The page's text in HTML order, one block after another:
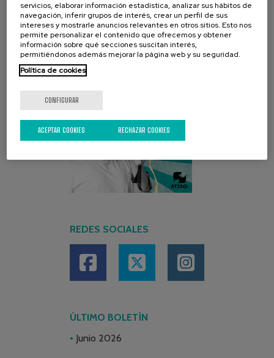
REDES SOCIALES
ÚLTIMO BOLETÍN
Junio 2026
servicios, elaborar información estadística, analizar sus hábitos de
navegación, inferir grupos de interés, crear un perfil de sus
intereses y mostrarle anuncios relevantes en otros sitios. Esto nos
permite personalizar el contenido que ofrecemos y obtener
información sobre qué secciones suscitan interés,
permitiéndonos además mejorar la página web y su seguridad.
Política de cookies
CONFIGURAR
RECHAZAR COOKIES
ACEPTAR COOKIES